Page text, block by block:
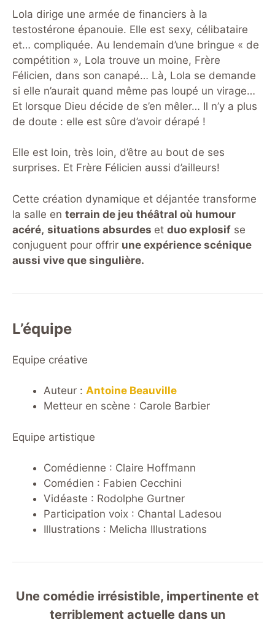
Lola dirige une armée de financiers à la
testostérone épanouie. Elle est sexy, célibataire
et… compliquée. Au lendemain d’une bringue « de
compétition », Lola trouve un moine, Frère
Félicien, dans son canapé… Là, Lola se demande
si elle n’aurait quand même pas loupé un virage…
Et lorsque Dieu décide de s’en mêler… Il n’y a plus
de doute : elle est sûre d’avoir dérapé !
Elle est loin, très loin, d’être au bout de ses
surprises. Et Frère Félicien aussi d’ailleurs!
Cette création dynamique et déjantée transforme
la salle en terrain de jeu théâtral où humour
acéré, situations absurdes et duo explosif se
conjuguent pour offrir une expérience scénique
aussi vive que singulière.
L’équipe
Equipe créative
Auteur : Antoine Beauville
Metteur en scène : Carole Barbier
Equipe artistique
Comédienne : Claire Hoffmann
Comédien : Fabien Cecchini
Vidéaste : Rodolphe Gurtner
Participation voix : Chantal Ladesou
Illustrations : Melicha Illustrations
Une comédie irrésistible, impertinente et
terriblement actuelle dans un